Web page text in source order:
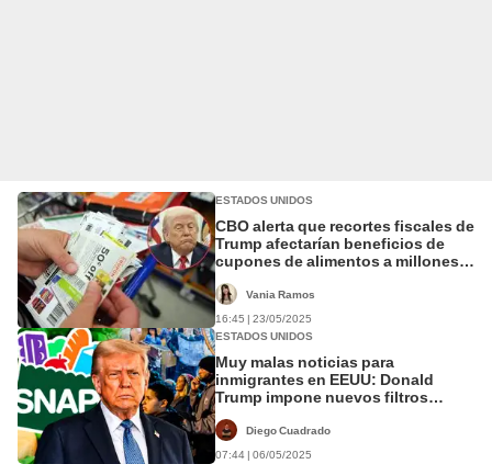
ESTADOS UNIDOS
CBO alerta que recortes fiscales de
Trump afectarían beneficios de
cupones de alimentos a millones
Vania Ramos
16:45 | 23/05/2025
ESTADOS UNIDOS
Muy malas noticias para
inmigrantes en EEUU: Donald
Trump impone nuevos filtros
en 2025Diego Cuadrado
07:44 | 06/05/2025